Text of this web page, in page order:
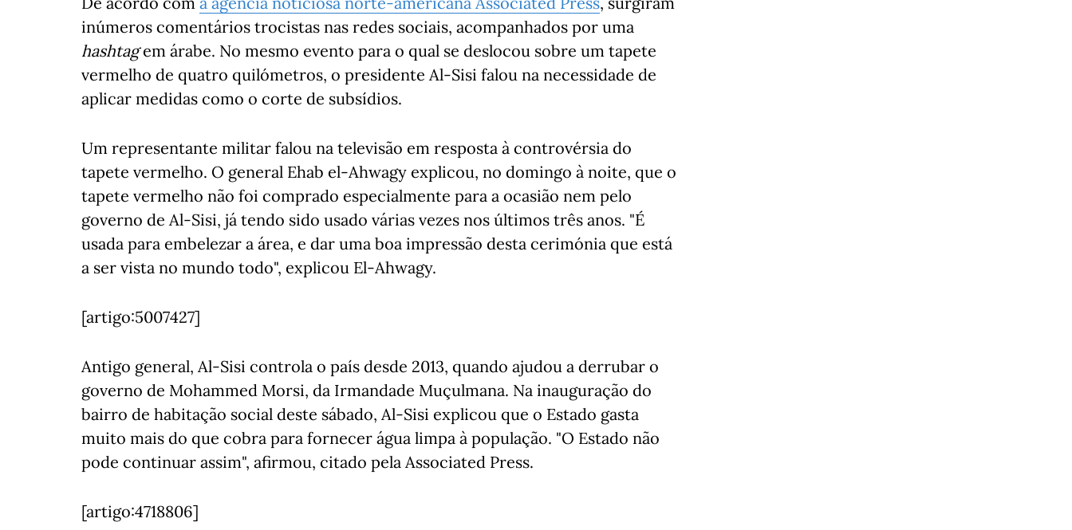
inúmeros comentários trocistas nas redes sociais, acompanhados por uma
hashtagem árabe. No mesmo evento para o qual se deslocou sobre um tapete
vermelho de quatro quilómetros, o presidente Al-Sisi falou na necessidade de
aplicar medidas como o corte de subsídios.
Um representante militar falou na televisão em resposta à controvérsia do
tapete vermelho. O general Ehab el-Ahwagy explicou, no domingo à noite, que o
tapete vermelho não foi comprado especialmente para a ocasião nem pelo
governo de Al-Sisi, já tendo sido usado várias vezes nos últimos três anos. "É
usada para embelezar a área, e dar uma boa impressão desta cerimónia que está
a ser vista no mundo todo", explicou El-Ahwagy.
[artigo:5007427]
Antigo general, Al-Sisi controla o país desde 2013, quando ajudou a derrubar o
governo de Mohammed Morsi, da Irmandade Muçulmana. Na inauguração do
bairro de habitação social deste sábado, Al-Sisi explicou que o Estado gasta
muito mais do que cobra para fornecer água limpa à população. "O Estado não
pode continuar assim", afirmou, citado pela Associated Press.
[artigo:4718806]